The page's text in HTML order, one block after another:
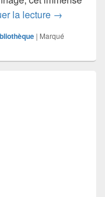
la lecture Il était une
→
| Marqué